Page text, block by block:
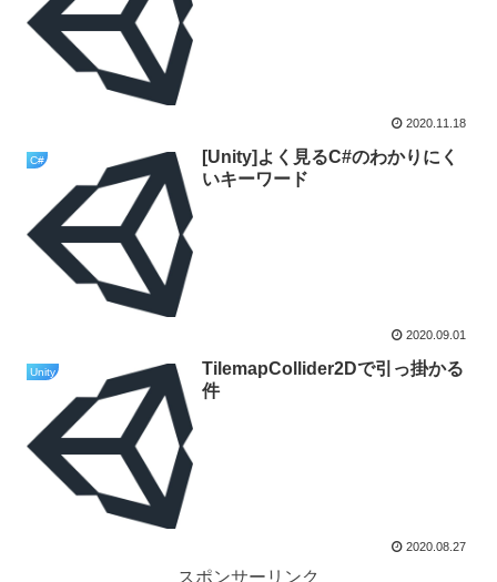
2020.11.18
C#
[Unity]よく見るC#のわかりにく
いキーワード
2020.09.01
Unity
TilemapCollider2Dで引っ掛かる
件
2020.08.27
スポンサーリンク